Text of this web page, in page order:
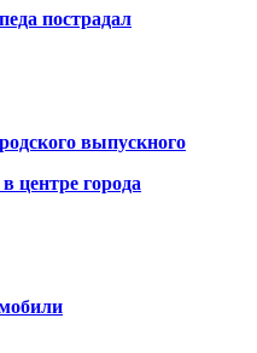
пострадал
выпускного
центре города